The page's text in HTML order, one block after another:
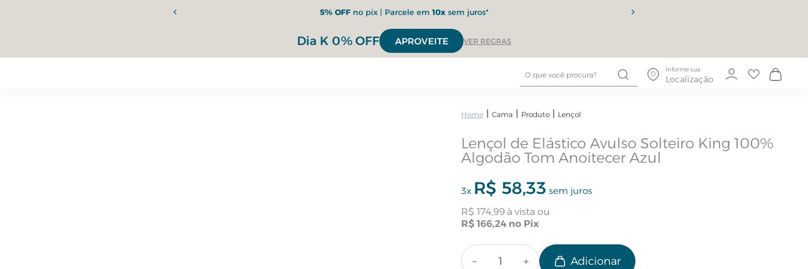
5% OFFno pix | Parcele em10xsem juros*
Dia K 0% OFF APROVEITE VER REGRAS
Informe sua
Localização
Cama Produto Lençol
Lençol de Elástico Avulso Solteiro King 100%
Algodão Tom Anoitecer Azul
3x R$ 58,33 sem juros
R$ 174,99
R$ 166,24
＋
－